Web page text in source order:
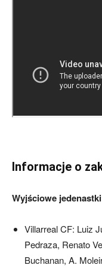
Informacje o
Wyjściowe
Villarreal CF: Luiz
Pedraza, Renato
Buchanan, A.